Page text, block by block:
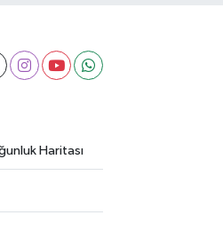
Haritası